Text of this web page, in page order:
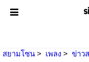
สยามโซน เพลง ข่าว